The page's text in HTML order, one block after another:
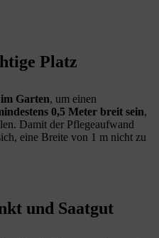
Platz
Garten, um einen
0,5 Meter breit sein,
Damit der Pflegeaufwand
eine Breite von 1 m nicht zu
und Saatgut